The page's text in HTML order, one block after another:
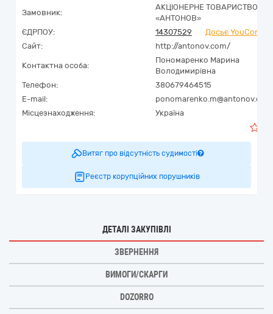
Замовник:
АКЦІОНЕРНЕ ТОВАРИСТВО
«АНТОНОВ»
ЄДРПОУ:
14307529
Досьє YouControl
Сайт:
http://antonov.com/
Контактна особа:
Пономаренко Марина
Володимирівна
Телефон:
380679464515
E-mail:
ponomarenko.m@antonov.com
Місцезнаходження:
Україна
Витяг про відсутність судимості
Реєстр корупційних порушників
ДЕТАЛІ ЗАКУПІВЛІ
ЗВЕРНЕННЯ
ВИМОГИ/СКАРГИ
DOZORRO